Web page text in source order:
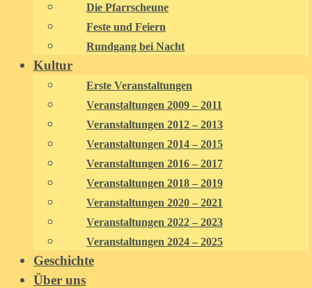
Die Pfarrscheune
Feste und Feiern
Rundgang bei Nacht
Kultur
Erste Veranstaltungen
Veranstaltungen 2009 – 2011
Veranstaltungen 2012 – 2013
Veranstaltungen 2014 – 2015
Veranstaltungen 2016 – 2017
Veranstaltungen 2018 – 2019
Veranstaltungen 2020 – 2021
Veranstaltungen 2022 – 2023
Veranstaltungen 2024 – 2025
Geschichte
Über uns